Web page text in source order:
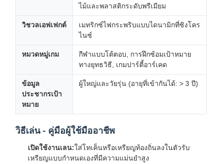
ไม้และพลาสติกระดับพรีเมียม
วิชวลเอฟเฟกต์
เมทริกซ์ไฟกระพริบแบบไดนามิกที่ซิงโคร
ไนซ์
หมวดหมู่เกม
กีฬาแบบโต้ตอบ, การฝึกซ้อมเป้าหมาย
ทางยุทธวิธี, เกมปาร์ตี้อาร์เคด
ข้อมูล
ประชากรเป้า
หมาย
ผู้ใหญ่และวัยรุ่น (อายุที่เข้ากันได้: > 3 ปี)
วิธีเล่น - คู่มือผู้ใช้มืออาชีพ
เปิดใช้งานเลน:ใส่โทเค็นหรือเหรียญท้องถิ่นลงในตัวรับ
เหรียญแบบกำหนดเองที่มีความแม่นยำสูง